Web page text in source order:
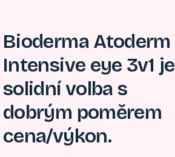
Bioderma Atoderm
Intensive eye 3v1 je
solidní volba s
dobrým poměrem
cena/výkon.